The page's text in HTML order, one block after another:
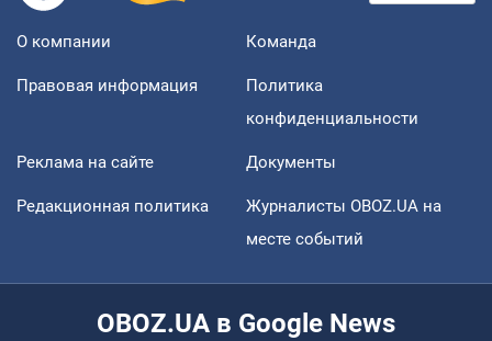
О компании Команда
Правовая информация
Политика
конфиденциальности
Реклама на сайте Документы
Редакционная политика
Журналисты OBOZ.UA на
месте событий
OBOZ.UA в Google News